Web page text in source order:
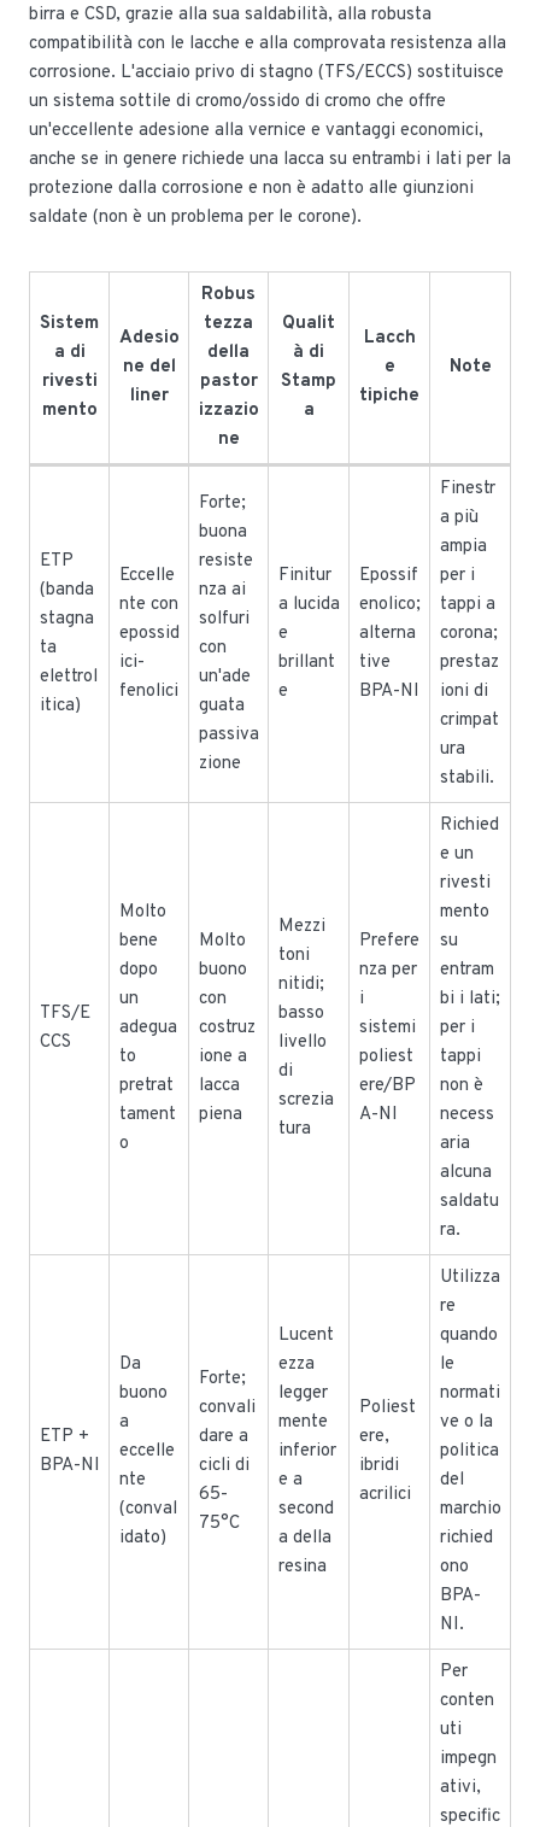
birra e CSD, grazie alla sua saldabilità, alla robusta
compatibilità con le lacche e alla comprovata resistenza alla
corrosione. L'acciaio privo di stagno (TFS/ECCS) sostituisce
un sistema sottile di cromo/ossido di cromo che offre
un'eccellente adesione alla vernice e vantaggi economici,
anche se in genere richiede una lacca su entrambi i lati per la
protezione dalla corrosione e non è adatto alle giunzioni
saldate (non è un problema per le corone).
Sistem
a di
rivesti
mento
Adesio
ne del
liner
Robus
tezza
della
pastor
izzazio
ne
Qualit
à di
Stamp
a
Lacch
e
tipiche
Note
ETP
(banda
stagna
ta
elettrol
itica)
Eccelle
nte con
epossid
ici-
fenolici
Forte;
buona
resiste
nza ai
solfuri
con
un'ade
guata
passiva
zione
Finitur
a lucida
e
brillant
e
Epossif
enolico;
alterna
tive
BPA-NI
Finestr
a più
ampia
per i
tappi a
corona;
prestaz
ioni di
crimpat
ura
stabili.
TFS/E
CCS
Molto
bene
dopo
un
adegua
to
pretrat
tament
o
Molto
buono
con
costruz
ione a
lacca
piena
Mezzi
toni
nitidi;
basso
livello
di
screzia
tura
Prefere
nza per
i
sistemi
poliest
ere/BP
A-NI
Richied
e un
rivesti
mento
su
entram
bi i lati;
per i
tappi
non è
necess
aria
alcuna
saldatu
ra.
ETP +
BPA-NI
Da
buono
a
eccelle
nte
(conval
idato)
Forte;
convali
dare a
cicli di
65-
75°C
Lucent
ezza
legger
mente
inferior
e a
second
a della
resina
Poliest
ere,
ibridi
acrilici
Utilizza
re
quando
le
normati
ve o la
politica
del
marchio
richied
ono
BPA-
NI.
Per
conten
uti
impegn
ativi,
specific